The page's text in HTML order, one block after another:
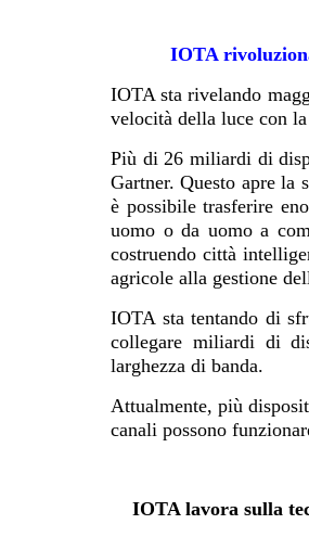
IOTA
IOTA sta rivelando
velocità della luce con
Più di 26 miliardi di
Gartner. Questo apre la
è possibile trasferire
uomo o da uomo a
costruendo città
agricole alla gestione
IOTA sta tentando di
collegare miliardi di
larghezza di banda.
Attualmente, più
canali possono
IOTA lavora sulla